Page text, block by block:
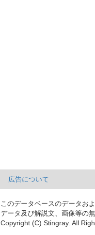
広告について
このデータベースのデータお
データ及び解説文、画像等の
Copyright (C) Stingray. All